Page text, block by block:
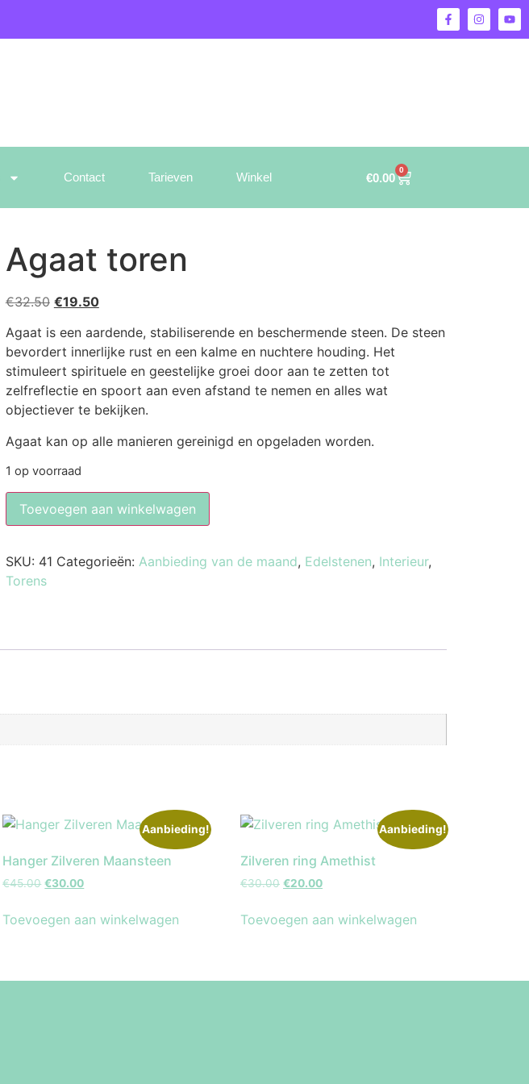
Contact Tarieven Winkel €0.00
0
Agaat toren
€32.50 €19.50
Agaat is een aardende, stabiliserende en beschermende steen. De steen
bevordert innerlijke rust en een kalme en nuchtere houding. Het
stimuleert spirituele en geestelijke groei door aan te zetten tot
zelfreflectie en spoort aan even afstand te nemen en alles wat
objectiever te bekijken.
Agaat kan op alle manieren gereinigd en opgeladen worden.
1 op voorraad
Toevoegen aan winkelwagen
SKU: 41 Categorieën: Aanbieding van de maand, Edelstenen, Interieur,
Torens
Aanbieding!
Hanger Zilveren Maansteen
€45.00 €30.00
Toevoegen aan winkelwagen
Aanbieding!
Zilveren ring Amethist
€30.00 €20.00
Toevoegen aan winkelwagen